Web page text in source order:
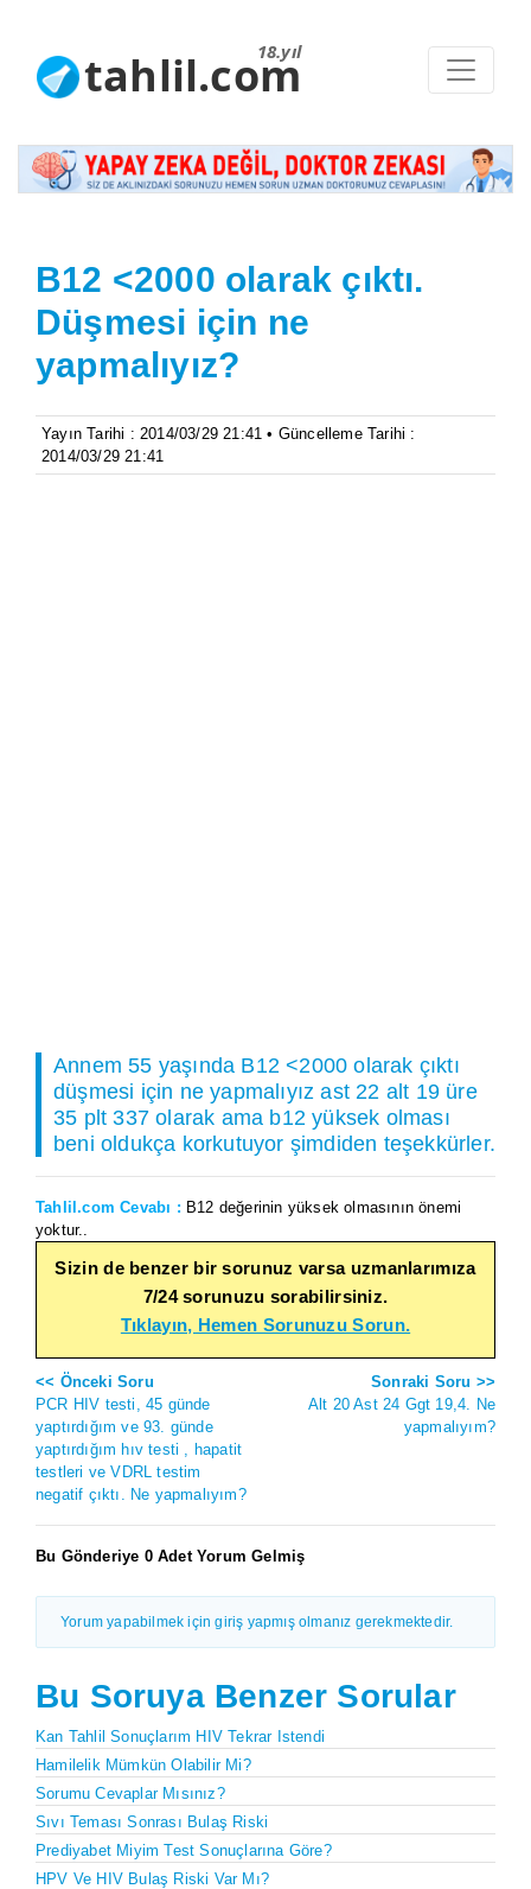
18.yıl
tahlil.com
B12 <2000 olarak çıktı.
Düşmesi için ne
yapmalıyız?
Yayın Tarihi : 2014/03/29 21:41 • Güncelleme Tarihi :
2014/03/29 21:41
Annem 55 yaşında B12 <2000 olarak çıktı
düşmesi için ne yapmalıyız ast 22 alt 19 üre
35 plt 337 olarak ama b12 yüksek olması
beni oldukça korkutuyor şimdiden teşekkürler.
Tahlil.com Cevabı : B12 değerinin yüksek olmasının önemi
yoktur..
Sizin de benzer bir sorunuz varsa uzmanlarımıza
7/24 sorunuzu sorabilirsiniz.
Tıklayın, Hemen Sorunuzu Sorun.
<< Önceki Soru
PCR HIV testi, 45 günde
yaptırdığım ve 93. günde
yaptırdığım hıv testi , hapatit
testleri ve VDRL testim
negatif çıktı. Ne yapmalıyım?
Sonraki Soru >>
Alt 20 Ast 24 Ggt 19,4. Ne
yapmalıyım?
Bu Gönderiye 0 Adet Yorum Gelmiş
Yorum yapabilmek için giriş yapmış olmanız gerekmektedir.
Bu Soruya Benzer Sorular
Kan Tahlil Sonuçlarım HIV Tekrar Istendi
Hamilelik Mümkün Olabilir Mi?
Sorumu Cevaplar Mısınız?
Sıvı Teması Sonrası Bulaş Riski
Prediyabet Miyim Test Sonuçlarına Göre?
HPV Ve HIV Bulaş Riski Var Mı?